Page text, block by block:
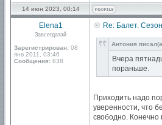
14 июн 2023, 00:14
Elena1
Завсегдатай
Зарегистрирован: 08
янв 2011, 03:46
Сообщения: 838
Re: Балет.
Антония
Вчера
пораньше.
Приходить надо
уверенности, что
свободно. Конечно